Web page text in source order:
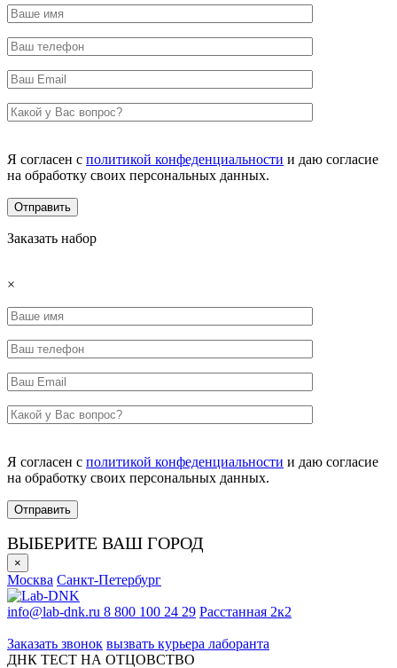
Я согласен с политикой конфеденциальности и даю согласие
на обработку своих персональных данных.
Заказать набор
×
Я согласен с политикой конфеденциальности и даю согласие
на обработку своих персональных данных.
ВЫБЕРИТЕ ВАШ ГОРОД
×
Москва Санкт-Петербург
info@lab-dnk.ru 8 800 100 24 29 Расстанная 2к2
Заказать звонок вызвать курьера лаборанта
ДНК ТЕСТ НА ОТЦОВСТВО